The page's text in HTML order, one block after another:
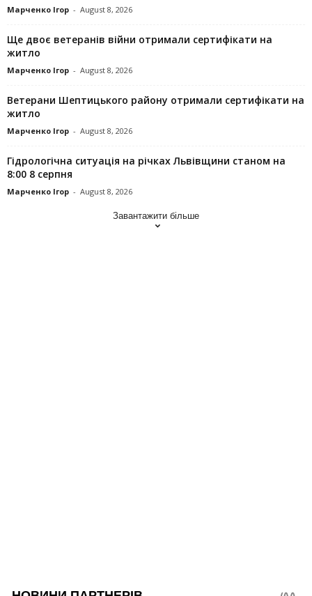
Марченко Ігор - August 8, 2026
Ще двоє ветеранів війни отримали сертифікати на
житло
Марченко Ігор - August 8, 2026
Ветерани Шептицького району отримали сертифікати на
житло
Марченко Ігор - August 8, 2026
Гідрологічна ситуація на річках Львівщини станом на
8:00 8 серпня
Марченко Ігор - August 8, 2026
Завантажити більше